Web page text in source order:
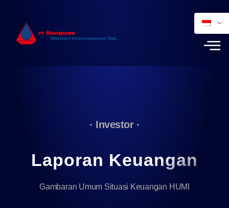
· Investor ·
Laporan Keuangan
Gambaran Umum Situasi Keuangan HUMI